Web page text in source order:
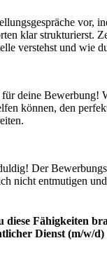
vor,
klar strukturierst.
verstehst und wie
für deine Bewerbung!
können, den
Der
nicht entmutigen
diese Fähigkeiten
Dienst (m/w/